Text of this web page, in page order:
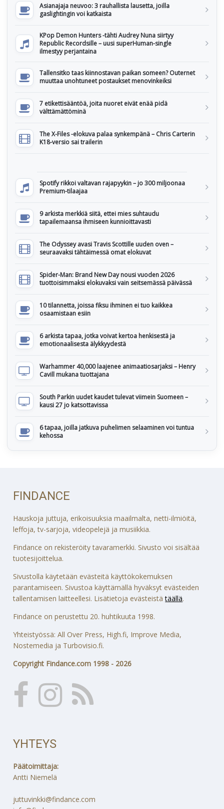
Asianajaja neuvoo: 3 rauhallista lausetta, joilla
gaslightingin voi katkaista
KPop Demon Hunters -tähti Audrey Nuna siirtyy
Republic Recordsille – uusi superHuman-single
ilmestyy perjantaina
Tallensitko taas kiinnostavan paikan someen? Outernet
muuttaa unohtuneet postaukset menovinkeiksi
7 etikettisääntöä, joita nuoret eivät enää pidä
välttämättöminä
The X-Files -elokuva palaa synkempänä – Chris Carterin
K18-versio sai trailerin
Spotify rikkoi valtavan rajapyykin – jo 300 miljoonaa
Premium-tilaajaa
9 arkista merkkiä siitä, ettei mies suhtaudu
tapailemaansa ihmiseen kunnioittavasti
The Odyssey avasi Travis Scottille uuden oven –
seuraavaksi tähtäimessä omat elokuvat
Spider-Man: Brand New Day nousi vuoden 2026
tuottoisimmaksi elokuvaksi vain seitsemässä päivässä
10 tilannetta, joissa fiksu ihminen ei tuo kaikkea
osaamistaan esiin
6 arkista tapaa, jotka voivat kertoa henkisestä ja
emotionaalisesta älykkyydestä
Warhammer 40,000 laajenee animaatiosarjaksi – Henry
Cavill mukana tuottajana
South Parkin uudet kaudet tulevat viimein Suomeen –
kausi 27 jo katsottavissa
6 tapaa, joilla jatkuva puhelimen selaaminen voi tuntua
kehossa
FINDANCE
Hauskoja juttuja, erikoisuuksia maailmalta, netti-ilmiöitä,
leffoja, tv-sarjoja, videopelejä ja musiikkia.
Findance on rekisteröity tavaramerkki. Sivusto voi sisältää
tuotesijoittelua.
Sivustolla käytetään evästeitä käyttökokemuksen
parantamiseen. Sivustoa käyttämällä hyväksyt evästeiden
tallentamisen laitteellesi. Lisätietoja evästeistätäällä.
Findance on perustettu 20. huhtikuuta 1998.
Yhteistyössä: All Over Press, High.fi, Improve Media,
Nostemedia ja Turbovisio.fi.
Copyright Findance.com 1998 - 2026
YHTEYS
Päätoimittaja:
Antti Niemelä
juttuvinkki@findance.com